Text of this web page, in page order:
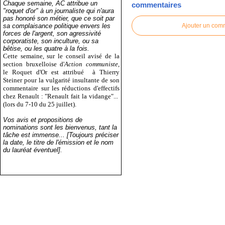
Chaque semaine, AC attribue un
"roquet d'or" à un journaliste qui n'aura
pas honoré son métier, que ce soit par
sa complaisance politique envers les
forces de l'argent, son agressivité
corporatiste, son inculture, ou sa
bêtise, ou les quatre à la fois.
Cette semaine, sur le conseil avisé de la
section bruxelloise d'Action communiste,
le Roquet d'Or est attribué
à Thierry
Steiner pour la vulgarité insultante de son
commentaire sur les réductions d'effectifs
chez Renault : "Renault fait la vidange"...
(lors du 7-10 du 25 juillet).
Vos avis et propositions de
nominations sont les bienvenus, tant la
tâche est immense... [Toujours préciser
la date, le titre de l'émission et le nom
du lauréat éventuel].
commentaires
Ajouter un